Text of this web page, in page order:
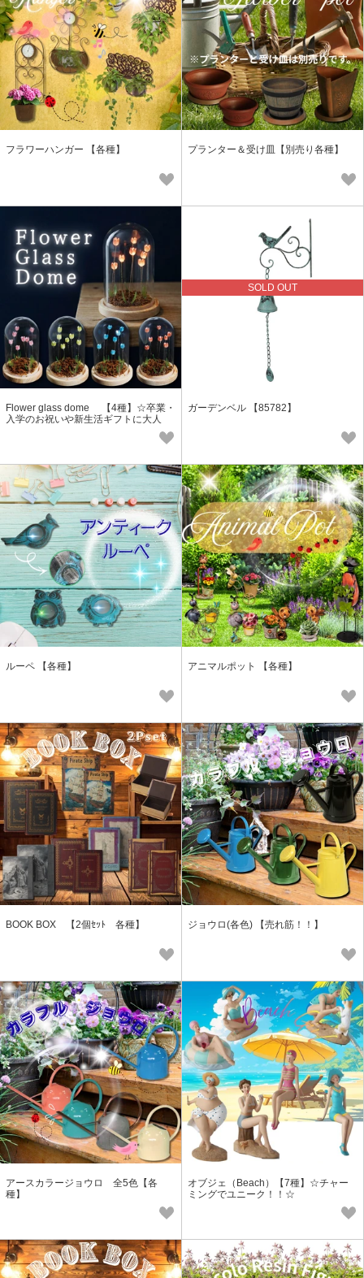
フラワーハンガー 【各種】 プランター＆受け皿【別売り各種】
Flower glass dome 【4種】☆卒業・
入学のお祝いや新生活ギフトに大人
SOLD OUT
ガーデンベル 【85782】
ルーペ 【各種】 アニマルポット 【各種】
BOOK BOX 【2個ｾｯﾄ 各種】 ジョウロ(各色) 【売れ筋！！】
アースカラージョウロ 全5色【各
種】
オブジェ（Beach）【7種】☆チャー
ミングでユニーク！！☆